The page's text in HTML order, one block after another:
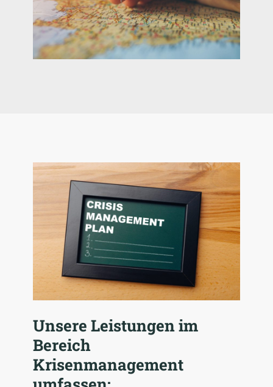
Unsere Leistungen im
Bereich
Krisenmanagement